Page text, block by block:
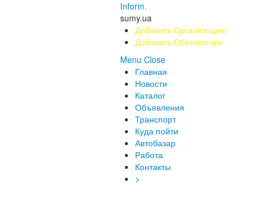
Inform.
sumy.ua
Добавить Организацию
Добавить Объявление
Menu Close
Главная
Новости
Каталог
Объявления
Транспорт
Куда пойти
Автобазар
Работа
Контакты
>